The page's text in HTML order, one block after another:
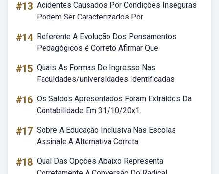
#13 Acidentes Causados Por Condições Inseguras
Podem Ser Caracterizados Por
#14 Referente A Evolução Dos Pensamentos
Pedagógicos é Correto Afirmar Que
#15 Quais As Formas De Ingresso Nas
Faculdades/universidades Identificadas
#16 Os Saldos Apresentados Foram Extraídos Da
Contabilidade Em 31/10/20x1.
#17 Sobre A Educação Inclusiva Nas Escolas
Assinale A Alternativa Correta
#18 Qual Das Opções Abaixo Representa